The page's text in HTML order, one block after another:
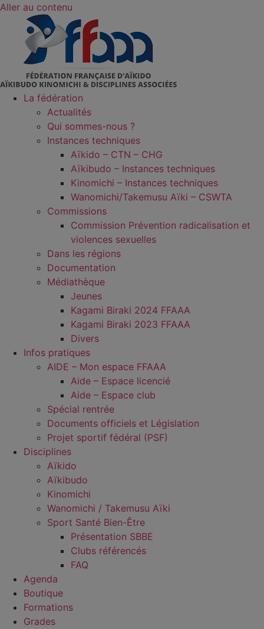
Aller au contenu
La fédération
Actualités
Qui sommes-nous ?
Instances techniques
Aïkido – CTN – CHG
Aïkibudo – Instances techniques
Kinomichi – Instances techniques
Wanomichi/Takemusu Aïki – CSWTA
Commissions
Commission Prévention radicalisation et
violences sexuelles
Dans les régions
Documentation
Médiathèque
Jeunes
Kagami Biraki 2024 FFAAA
Kagami Biraki 2023 FFAAA
Divers
Infos pratiques
AIDE – Mon espace FFAAA
Aide – Espace licencié
Aide – Espace club
Spécial rentrée
Documents officiels et Législation
Projet sportif fédéral (PSF)
Disciplines
Aïkido
Aïkibudo
Kinomichi
Wanomichi / Takemusu Aïki
Sport Santé Bien-Être
Présentation SBBE
Clubs référencés
FAQ
Agenda
Boutique
Formations
Grades